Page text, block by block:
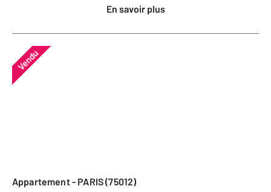
En savoir plus
Vendu
Appartement - PARIS (75012)